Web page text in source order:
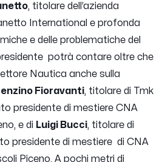
, titolare dell’azienda
International e profonda
e delle problematiche del
potrà contare oltre che
Nautica anche sulla
Fioravanti, titolare di Tmk
presidente di mestiere CNA
e di Luigi Bucci, titolare di
presidente di mestiere di CNA
Piceno. A pochi metri di